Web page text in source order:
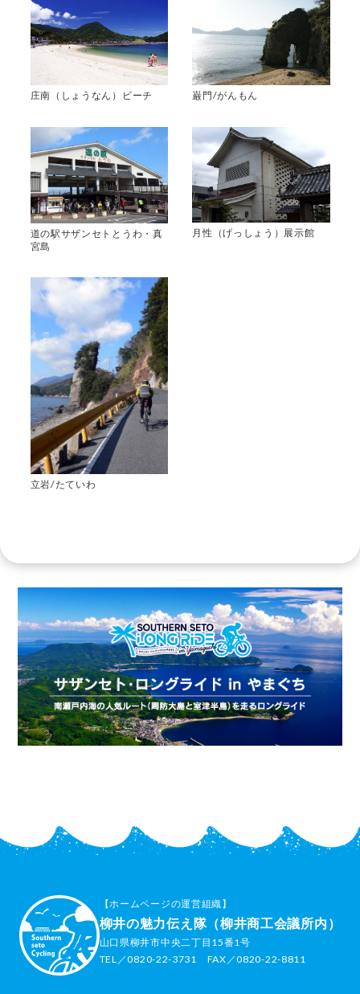
庄南（しょうなん）ビーチ 巌門/がんもん
道の駅サザンセトとうわ・真
宮島
月性（げっしょう）展示館
立岩/たていわ
【ホームページの運営組織】
柳井の魅力伝え隊（柳井商工会議所内）
山口県柳井市中央二丁目15番1号
TEL／0820-22-3731 FAX／0820-22-8811